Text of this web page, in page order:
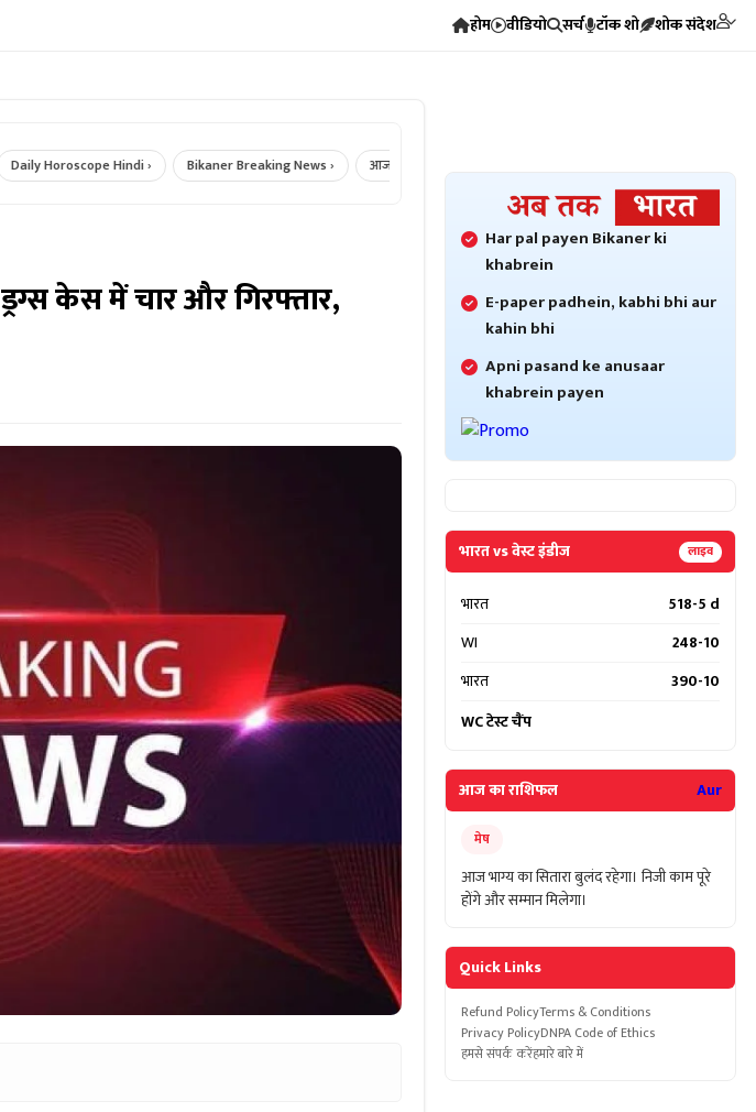
होम वीडियो सर्च टॉक शो शोक संदेश
Hindi › Bikaner Breaking News › आज का राशिफल ›
केस में चार और गिरफ्तार,
Har pal payen Bikaner ki
khabrein
E-paper padhein, kabhi bhi aur
kahin bhi
Apni pasand ke anusaar
khabrein payen
भारत vs वेस्ट इंडीज लाइव
भारत
518-5 d
WI
248-10
भारत
390-10
WC टेस्ट चैंप
आज का राशिफल Aur
मेष
आज भाग्य का सितारा बुलंद रहेगा। निजी काम पूरे
होंगे और सम्मान मिलेगा।
Quick Links
Refund PolicyTerms & Conditions
Privacy PolicyDNPA Code of Ethics
हमसे संपर्क करेंहमारे बारे में